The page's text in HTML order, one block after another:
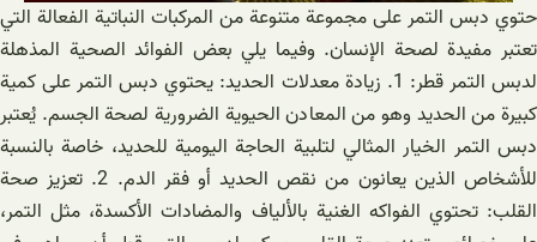
حتوي دبس التمر على مجموعة متنوعة من المركبات النباتية الفعالة التي
تعتبر مفيدة لصحة الإنسان. وفيما يلي بعض الفوائد الصحية المذهلة
لدبس التمر قطر: 1. زيادة معدلات الحديد: يحتوي دبس التمر على كمية
كبيرة من الحديد وهو من المعادن الحيوية الضرورية لصحة الجسم. يُعتبر
دبس التمر الخيار المثالي لتلبية الحاجة اليومية للحديد، خاصة بالنسبة
للأشخاص الذين يعانون من نقص الحديد أو فقر الدم. 2. تعزيز صحة
القلب: تحتوي الفواكه الغنية بالألياف والمضادات الأكسدة، مثل التمر،